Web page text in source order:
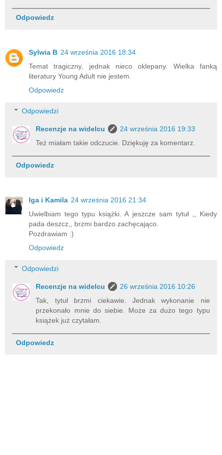
Odpowiedz
Sylwia B 24 września 2016 18:34
Temat tragiczny, jednak nieco oklepany. Wielka fanką
literatury Young Adult nie jestem.
Odpowiedz
Odpowiedzi
Recenzje na widelcu
24 września 2016 19:33
Też miałam takie odczucie. Dziękuję za komentarz.
Odpowiedz
Iga i Kamila 24 września 2016 21:34
Uwielbiam tego typu książki. A jeszcze sam tytuł ,, Kiedy
pada deszcz,, brzmi bardzo zachęcająco.
Pozdrawiam :)
Odpowiedz
Odpowiedzi
Recenzje na widelcu
26 września 2016 10:26
Tak, tytuł brzmi ciekawie. Jednak wykonanie nie
przekonało mnie do siebie. Może za dużo tego typu
książek już czytałam.
Odpowiedz